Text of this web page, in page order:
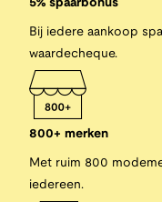
5% spaarbonus
Bij iedere aankoop
waardecheque.
800+ merken
Met ruim 800
iedereen.